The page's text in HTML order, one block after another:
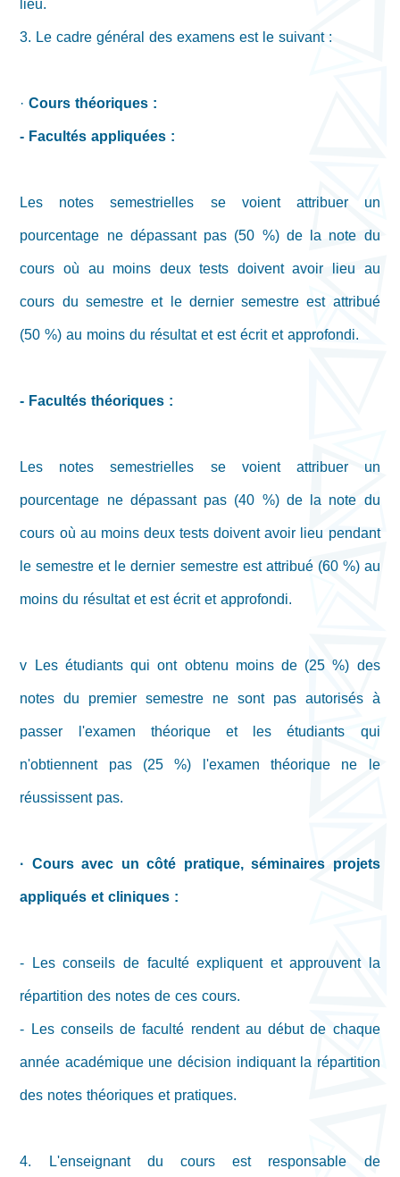
3. Le cadre général des examens est le suivant :
·Cours théoriques :
- Facultés appliquées :
Les notes semestrielles se voient attribuer un
pourcentage ne dépassant pas (50 %) de la note du
cours où au moins deux tests doivent avoir lieu au
cours du semestre et le dernier semestre est attribué
(50 %) au moins du résultat et est écrit et approfondi.
- Facultés théoriques :
Les notes semestrielles se voient attribuer un
pourcentage ne dépassant pas (40 %) de la note du
cours où au moins deux tests doivent avoir lieu pendant
le semestre et le dernier semestre est attribué (60 %) au
moins du résultat et est écrit et approfondi.
v Les étudiants qui ont obtenu moins de (25 %) des
notes du premier semestre ne sont pas autorisés à
passer l'examen théorique et les étudiants qui
n'obtiennent pas (25 %) l'examen théorique ne le
réussissent pas.
· Cours avec un côté pratique, séminaires projets
appliqués et cliniques :
- Les conseils de faculté expliquent et approuvent la
répartition des notes de ces cours.
- Les conseils de faculté rendent au début de chaque
année académique une décision indiquant la répartition
des notes théoriques et pratiques.
4. L'enseignant du cours est responsable de